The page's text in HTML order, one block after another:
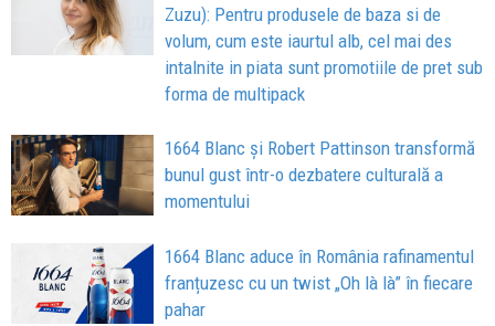
Zuzu): Pentru produsele de baza si de
volum, cum este iaurtul alb, cel mai des
intalnite in piata sunt promotiile de pret sub
forma de multipack
1664 Blanc și Robert Pattinson transformă
bunul gust într-o dezbatere culturală a
momentului
1664 Blanc aduce în România rafinamentul
franțuzesc cu un twist „Oh là là” în fiecare
pahar